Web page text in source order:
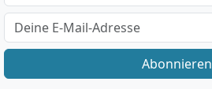
Abonnieren